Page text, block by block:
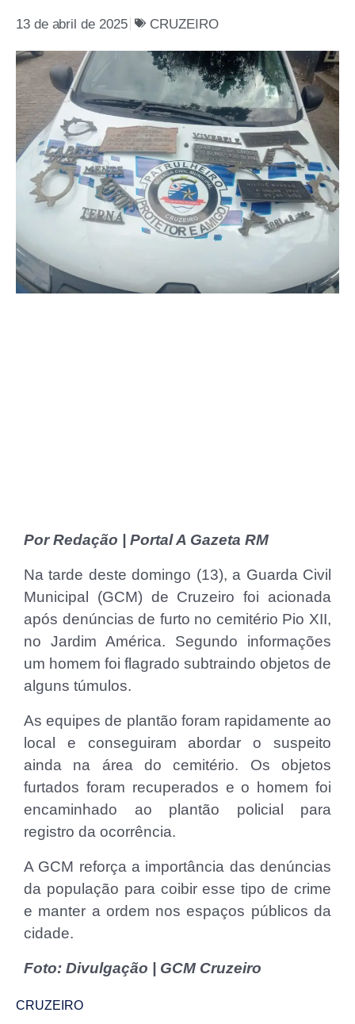
13 de abril de 2025 CRUZEIRO
Por Redação | Portal A Gazeta RM
Na tarde deste domingo (13), a Guarda Civil
Municipal (GCM) de Cruzeiro foi acionada
após denúncias de furto no cemitério Pio XII,
no Jardim América. Segundo informações
um homem foi flagrado subtraindo objetos de
alguns túmulos.
As equipes de plantão foram rapidamente ao
local e conseguiram abordar o suspeito
ainda na área do cemitério. Os objetos
furtados foram recuperados e o homem foi
encaminhado ao plantão policial para
registro da ocorrência.
A GCM reforça a importância das denúncias
da população para coibir esse tipo de crime
e manter a ordem nos espaços públicos da
cidade.
Foto: Divulgação | GCM Cruzeiro
CRUZEIRO